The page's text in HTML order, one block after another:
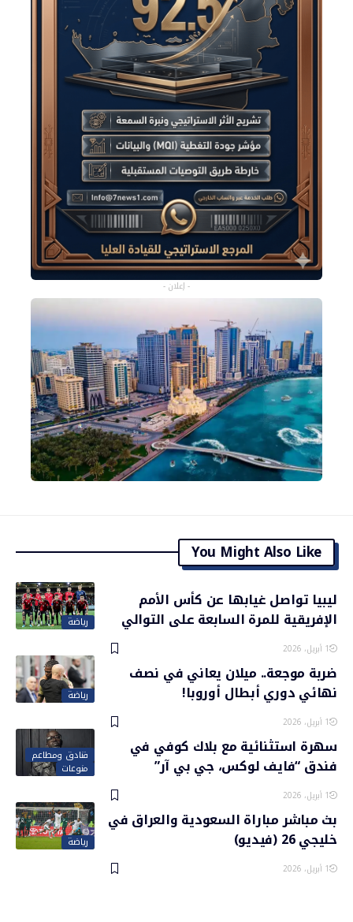
- إعلان -
You Might Also Like
رياضة
ليبيا تواصل غيابها عن كأس الأمم
الإفريقية للمرة السابعة على التوالي
1 أبريل، 2026
رياضة
ضربة موجعة.. ميلان يعاني في نصف
نهائي دوري أبطال أوروبا!
1 أبريل، 2026
فنادق ومطاعم
منوعات
سهرة استثنائية مع بلاك كوفي في
فندق “فايف لوكس، جي بي آر”
1 أبريل، 2026
رياضة
بث مباشر مباراة السعودية والعراق في
خليجي 26 (فيديو)
1 أبريل، 2026